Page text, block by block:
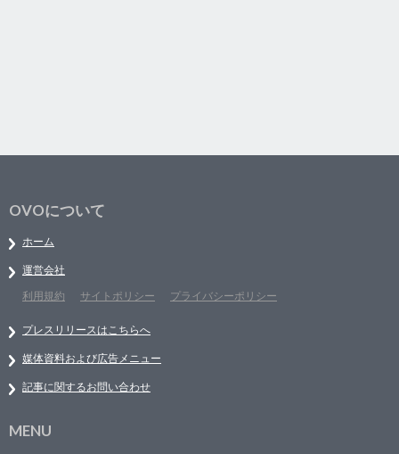
OVOについて
ホーム
運営会社
利用規約
サイトポリシー プライバシーポリシー
プレスリリースはこちらへ
媒体資料および広告メニュー
記事に関するお問い合わせ
MENU